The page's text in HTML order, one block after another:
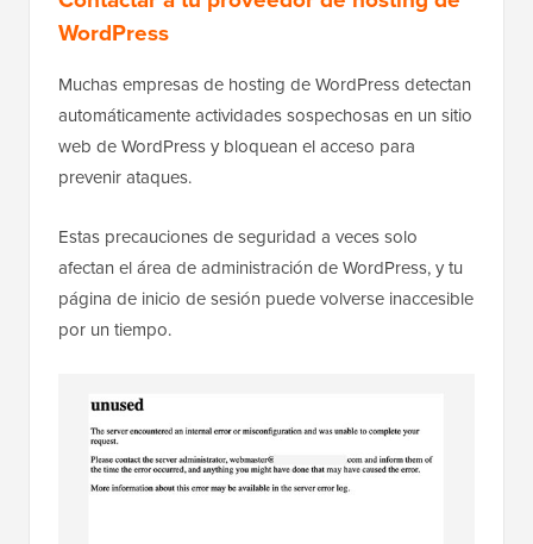
WordPress
Muchas empresas de hosting de WordPress detectan
automáticamente actividades sospechosas en un sitio
web de WordPress y bloquean el acceso para
prevenir ataques.
Estas precauciones de seguridad a veces solo
afectan el área de administración de WordPress, y tu
página de inicio de sesión puede volverse inaccesible
por un tiempo.